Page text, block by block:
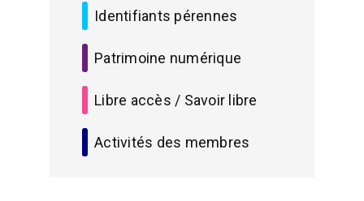
Identifiants pérennes
Patrimoine numérique
Libre accès / Savoir libre
Activités des membres